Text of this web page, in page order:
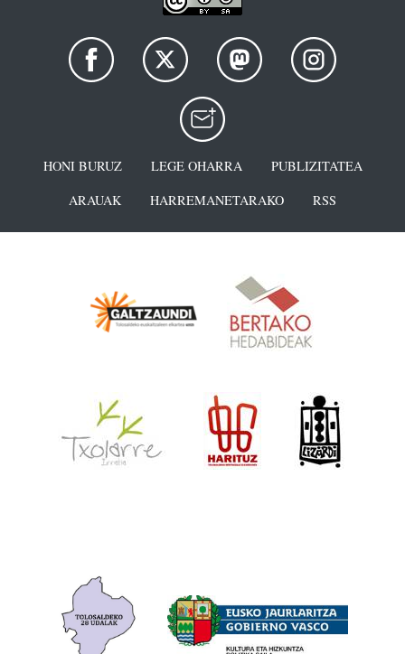
HONI BURUZ LEGE OHARRA
PUBLIZITATEA
ARAUAK
HARREMANETARAKO RSS